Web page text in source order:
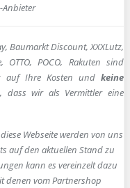
Anbieter
Baumarkt Discount, XXXLutz,
OTTO, POCO, Rakuten sind
auf Ihre Kosten und keine
dass wir als Vermittler eine
Webseite werden von uns
auf den aktuellen Stand zu
kann es vereinzelt dazu
denen vom Partnershop